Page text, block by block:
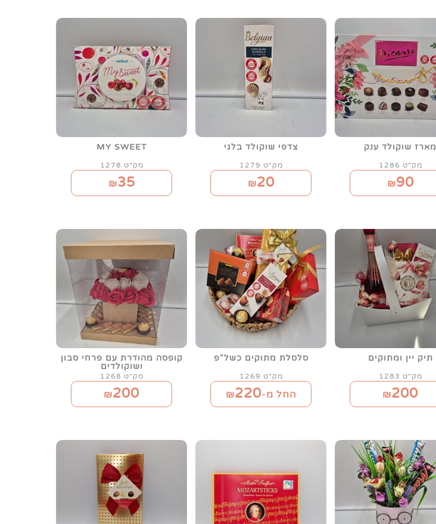
מארז שוקולד ענק
מק"ט 1286
₪90
צדפי שוקולד בלגי
מק"ט 1279
₪20
MY SWEET
מק"ט 1278
₪35
תיק יין ומתוקים
מק"ט 1283
₪200
סלסלת מתוקים כשל"פ
מק"ט 1269
החל מ-₪220
קופסה מהודרת עם פרחי סבון
ושוקולדים
מק"ט 1268
₪200